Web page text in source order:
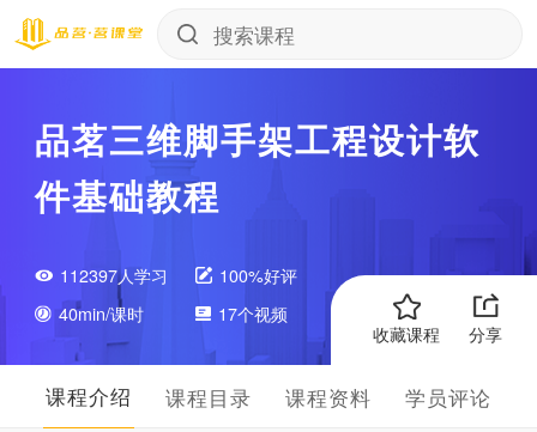
品茗三维脚手架工程设计软
件基础教程
112397人学习
100%好评
40min/课时
17个视频
收藏课程
分享
课程介绍 课程目录 课程资料 学员评论